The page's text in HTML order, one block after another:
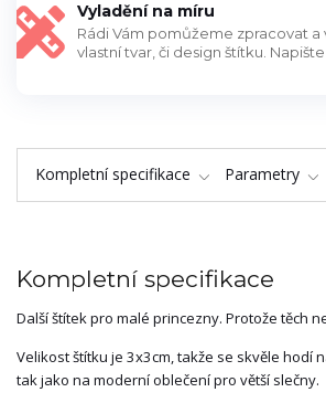
Vyladění na míru
Rádi Vám pomůžeme zpracovat a
vlastní tvar, či design štítku. Napište
Kompletní specifikace Parametry
Kompletní specifikace
Další štítek pro malé princezny. Protože těch
Velikost štítku je 3x3cm, takže se skvěle hodí
tak jako na moderní oblečení pro větší slečny.